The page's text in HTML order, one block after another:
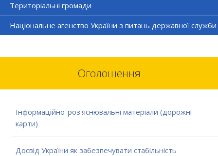
Територіальні громади
Національне агенство України з питань державної служби
Оголошення
Інформаційно-роз'яснювальні матеріали (дорожні
карти)
Досвід України як забезпечувати стабільність